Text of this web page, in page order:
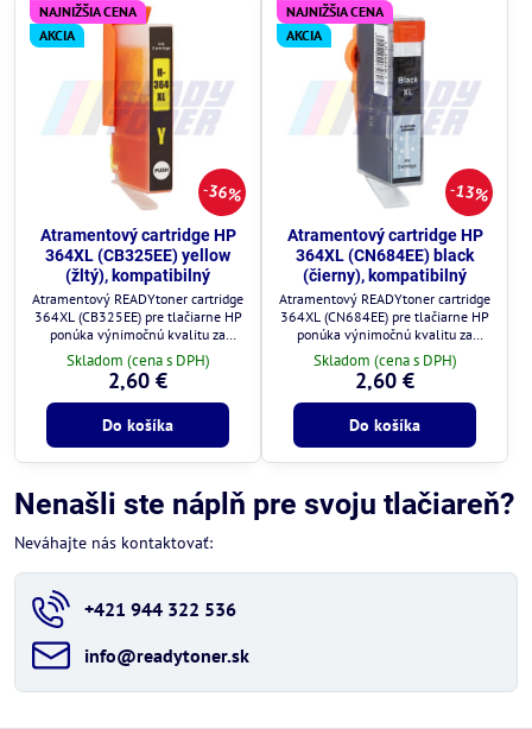
36%
NAJNIŽŠIA CENA
AKCIA
Atramentový cartridge HP
364XL (CB325EE) yellow
(žltý), kompatibilný
Atramentový READYtoner cartridge
364XL (CB325EE) pre tlačiarne HP
ponúka výnimočnú kvalitu za
zlomok ceny.
Skladom (cena s DPH)
2,60 €
Do košíka
13%
NAJNIŽŠIA CENA
AKCIA
Atramentový cartridge HP
364XL (CN684EE) black
(čierny), kompatibilný
Atramentový READYtoner cartridge
364XL (CN684EE) pre tlačiarne HP
ponúka výnimočnú kvalitu za
zlomok ceny.
Skladom (cena s DPH)
2,60 €
Do košíka
Nenašli ste náplň pre svoju tlačiareň?
Neváhajte nás kontaktovať:
+421 944 322 536
info​@readytoner​.sk